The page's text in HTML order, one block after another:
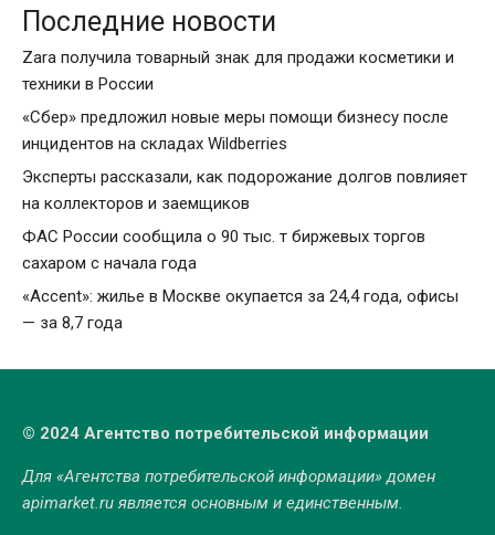
Последние новости
Zara получила товарный знак для продажи косметики и
техники в России
«Сбер» предложил новые меры помощи бизнесу после
инцидентов на складах Wildberries
Эксперты рассказали, как подорожание долгов повлияет
на коллекторов и заемщиков
ФАС России сообщила о 90 тыс. т биржевых торгов
сахаром с начала года
«Accent»: жилье в Москве окупается за 24,4 года, офисы
— за 8,7 года
© 2024 Агентство потребительской информации
Для «Агентства потребительской информации» домен
apimarket.ruявляется основным и единственным.